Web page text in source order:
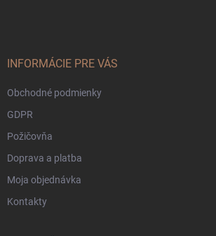
INFORMÁCIE PRE VÁS
Obchodné podmienky
GDPR
Požičovňa
Doprava a platba
Moja objednávka
Kontakty